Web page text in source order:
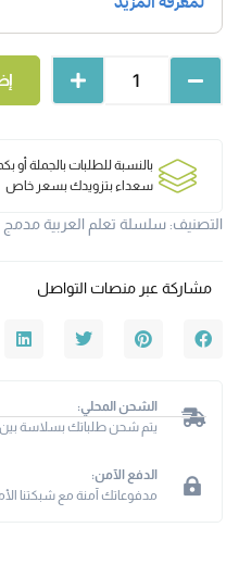
بالنسبة للطلبات بالجملة أو
سعداء بتزويدك بسعر خاص
التصنيف: سلسلة تعلم العربية مدمج
مشاركة عبر منصات التواصل
الشحن المحلي:
يتم شحن طلباتك بسلاسة بين
الدفع الآمن:
مدفوعاتك آمنة مع شبكتنا